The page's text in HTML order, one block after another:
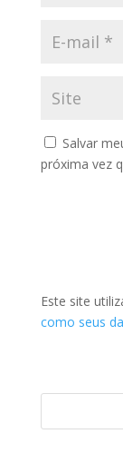
Salvar
próxima vez
Este site
como seus